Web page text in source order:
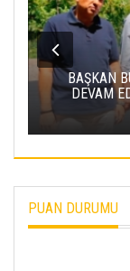
PUAN DURUMU